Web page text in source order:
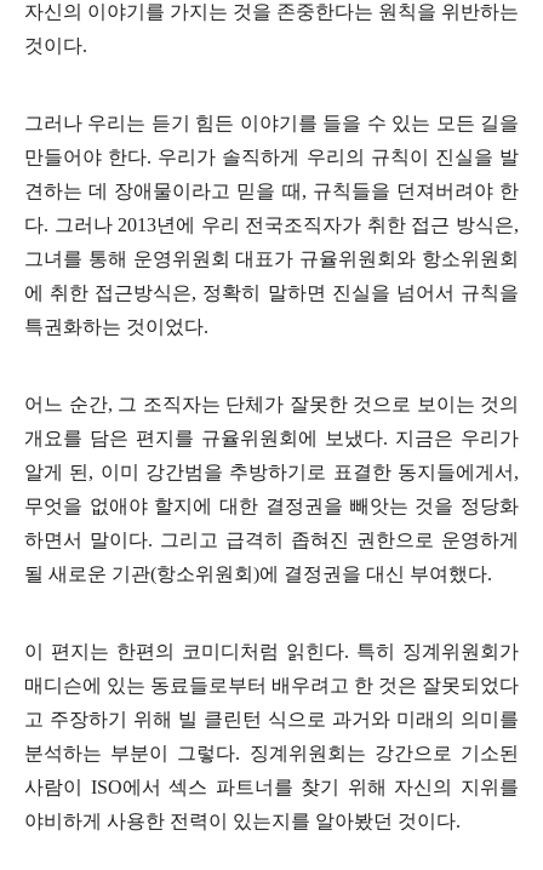
자신의 이야기를 가지는 것을 존중한다는 원칙을 위반하는
것이다.
그러나 우리는 듣기 힘든 이야기를 들을 수 있는 모든 길을
만들어야 한다. 우리가 솔직하게 우리의 규칙이 진실을 발
견하는 데 장애물이라고 믿을 때 , 규칙들을 던져버려야 한
다. 그러나 2013년에 우리 전국조직자가 취한 접근 방식은,
그녀를 통해 운영위원회 대표가 규율위원회와 항소위원회
에 취한 접근방식은, 정확히 말하면 진실을 넘어서 규칙을
특권화하는 것이었다.
어느 순간, 그 조직자는 단체가 잘못한 것으로 보이는 것의
개요를 담은 편지를 규율위원회에 보냈다. 지금은 우리가
알게 된 , 이미 강간범을 추방하기로 표결한 동지들에게서 ,
무엇을 없애야 할지에 대한 결정권을 빼앗는 것을 정당화
하면서 말이다. 그리고 급격히 좁혀진 권한으로 운영하게
될 새로운 기관(항소위원회 )에 결정권을 대신 부여했다.
이 편지는 한편의 코미디처럼 읽힌다. 특히 징계위원회가
매디슨에 있는 동료들로부터 배우려고 한 것은 잘못되었다
고 주장하기 위해 빌 클린턴 식으로 과거와 미래의 의미를
분석하는 부분이 그렇다. 징계위원회는 강간으로 기소된
사람이 ISO에서 섹스 파트너를 찾기 위해 자신의 지위를
야비하게 사용한 전력이 있는지를 알아봤던 것이다.